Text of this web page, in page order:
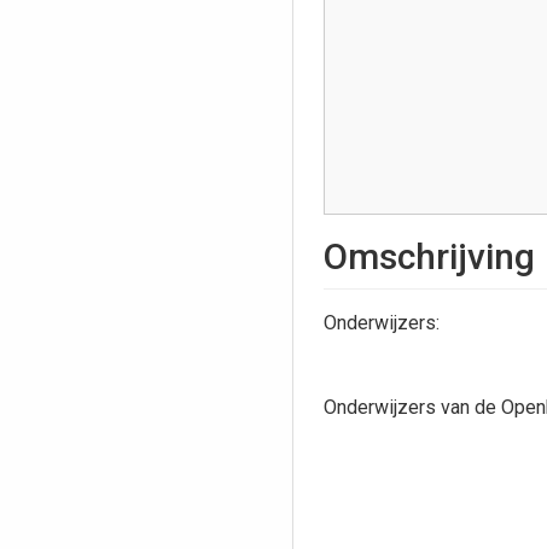
Omschrijving
Onderwijzers:
Onderwijzers van de